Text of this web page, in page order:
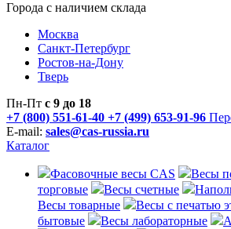
Города с наличием склада
Москва
Санкт-Петербург
Ростов-на-Дону
Тверь
Пн-Пт с 9 до 18
+7 (800) 551-61-40 +7 (499) 653-91-96
E-mail: sales@cas-russia.ru
Каталог
Фасовочные весы CAS Весы
торговые
Весы счетные
Весы товарные
Весы с печатью
бытовые
Весы лабораторные